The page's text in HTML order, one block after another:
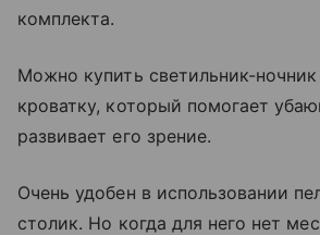
комплекта.
Можно купить светильник-
кроватку, который помогает
развивает его зрение.
Очень удобен в использовании
столик. Но когда для него нет